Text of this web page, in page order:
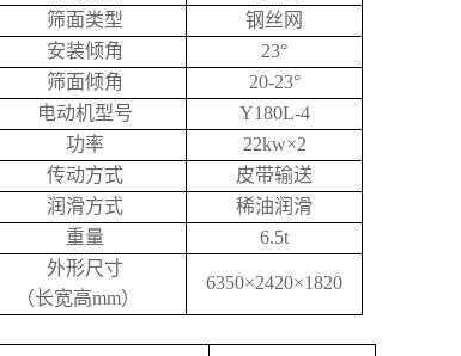
筛面类型
钢丝网
安装倾角
23°
筛面倾角
20-23°
电动机型号
Y180L-4
功率
22kw×2
传动方式
皮带输送
润滑方式
稀油润滑
重量
6.5t
外形尺寸
（长宽高mm）
6350×2420×1820